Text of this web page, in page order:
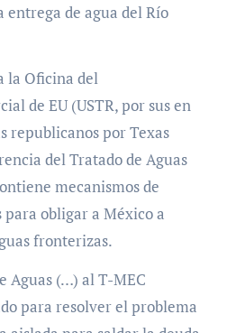
entrega de agua del Río
la Oficina del
de EU (USTR, por sus en
republicanos por Texas
del Tratado de Aguas
mecanismos de
obligar a México a
fronterizas.
Aguas (…) al T-MEC
para resolver el problema